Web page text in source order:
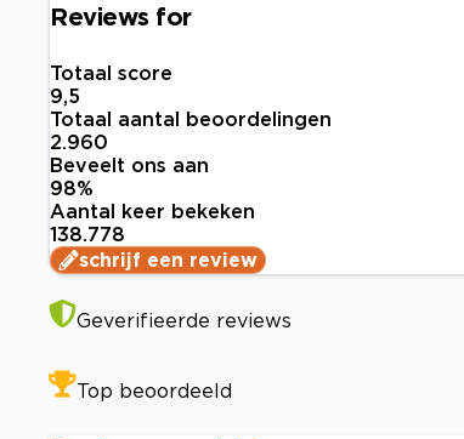
Reviews for
Totaal score
9,5
Totaal aantal beoordelingen
2.960
Beveelt ons aan
98%
Aantal keer bekeken
138.778
schrijf een review
Geverifieerde reviews
Top beoordeeld